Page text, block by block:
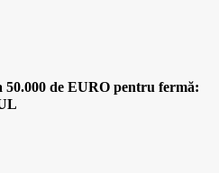
de EURO pentru fermă: